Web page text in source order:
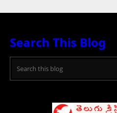
Search This Blog